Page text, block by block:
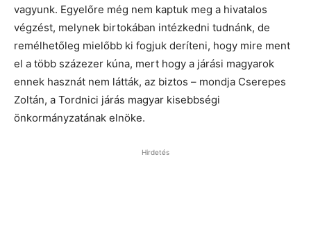
vagyunk. Egyelőre még nem kaptuk meg a hivatalos
végzést, melynek birtokában intézkedni tudnánk, de
remélhetőleg mielőbb ki fogjuk deríteni, hogy mire ment
el a több százezer kúna, mert hogy a járási magyarok
ennek hasznát nem látták, az biztos – mondja Cserepes
Zoltán, a Tordnici járás magyar kisebbségi
önkormányzatának elnöke.
Hirdetés